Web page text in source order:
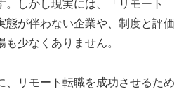
。しかし現実には、「リモート
態が伴わない企業や、制度と評価
少なくありません。
、リモート転職を成功させるため